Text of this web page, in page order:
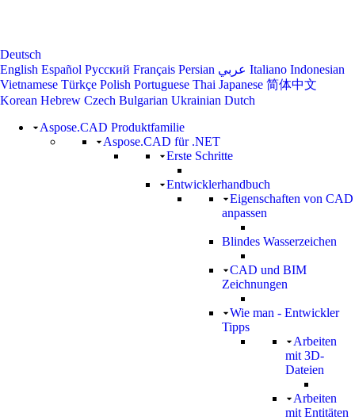
Deutsch
English Español Русский Français Persian عربي Italiano Indonesian
Vietnamese Türkçe Polish Portuguese Thai Japanese 简体中文
Korean Hebrew Czech Bulgarian Ukrainian Dutch
Aspose.CAD Produktfamilie
Aspose.CAD für .NET
Erste Schritte
Entwicklerhandbuch
Eigenschaften von CAD
anpassen
Blindes Wasserzeichen
CAD und BIM
Zeichnungen
Wie man - Entwickler
Tipps
Arbeiten
mit 3D-
Dateien
Arbeiten
mit Entitäten